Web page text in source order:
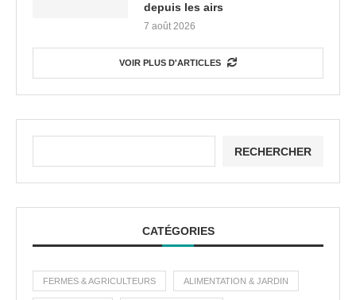
depuis les airs
7 août 2026
VOIR PLUS D'ARTICLES
RECHERCHER
CATÉGORIES
FERMES & AGRICULTEURS ALIMENTATION & JARDIN